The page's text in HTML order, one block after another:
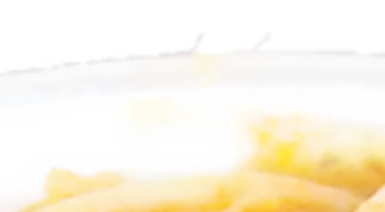
Pet Shop e Veterinário no Imbuí